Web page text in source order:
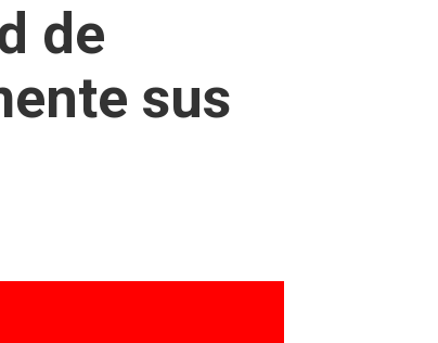
de
sus